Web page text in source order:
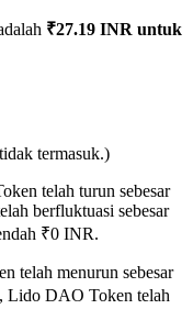
sebagai jaminannya
₹27.19 INR untuk
termasuk.)
telah turun sebesar
berfluktuasi sebesar
₹0 INR.
telah menurun sebesar
Lido DAO Token telah